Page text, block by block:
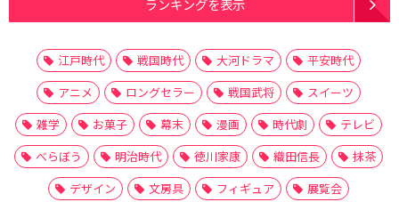
ランキングを表示
江戸時代 戦国時代 大河ドラマ
平安時代
アニメ
ロングセラー 戦国武将
スイーツ
雑学
お菓子 幕末 漫画 時代劇
テレビ
べらぼう
明治時代 徳川家康 織田信長
抹茶
デザイン
文房具 フィギュア
展覧会